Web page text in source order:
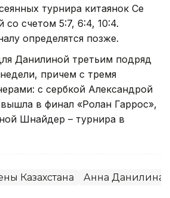
турнира китаянок Се
счетом 5:7, 6:4, 10:4.
определятся позже.
Данилиной третьим подряд
причем с тремя
с сербкой Александрой
в финал «Ролан Гаррос»,
Шнайдер – турнира в
Казахстана Анна Данилина